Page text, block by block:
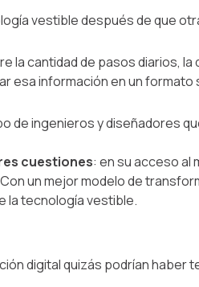
vestible después de que
la cantidad de pasos diarios,
esa información en un formato
de ingenieros y diseñadores
cuestiones: en su acceso al
un mejor modelo de
la tecnología vestible.
digital quizás podrían haber